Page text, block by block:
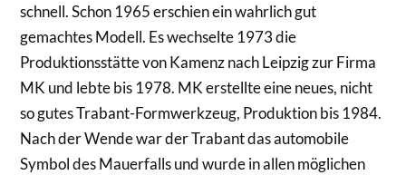
schnell. Schon 1965 erschien ein wahrlich gut
gemachtes Modell. Es wechselte 1973 die
Produktionsstätte von Kamenz nach Leipzig zur Firma
MK und lebte bis 1978. MK erstellte eine neues, nicht
so gutes Trabant-Formwerkzeug, Produktion bis 1984.
Nach der Wende war der Trabant das automobile
Symbol des Mauerfalls und wurde in allen möglichen